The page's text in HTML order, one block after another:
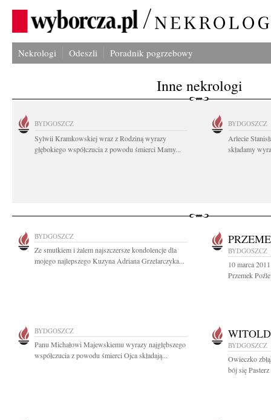
Nekrologi Odeszli Poradnik pogrzebowy
Inne nekrologi
BYDGOSZCZ
Sylwii Kramkowskiej wraz z Rodziną wyrazy
głębokiego współczucia z powodu śmierci Mamy...
BYDGOSZCZ
Arlecie
składamy
BYDGOSZCZ
Ze smutkiem i żalem najszczersze kondolencje dla
mojego najlepszego Kuzyna Adriana Grzelarczyka...
BYDGOSZCZ
10 marca
Przemek
BYDGOSZCZ
Panu Michałowi Majewskiemu wyrazy najgłębszego
współczucia z powodu śmierci Ojca składają...
BYDGOSZCZ
Owieczko
bój się